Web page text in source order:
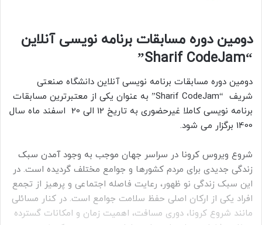
دومین دوره مسابقات برنامه نویسی آنلاین
“Sharif CodeJam”
دومین دوره مسابقات برنامه نویسی آنلاین دانشگاه صنعتی
شریف “Sharif CodeJam” به عنوان یکی از معتبرترین مسابقات
برنامه نویسی کاملا غیرحضوری به تاریخ 12 الی 20 اسفند ماه سال
1400 برگزار می شود.
شروع ویروس کرونا در سراسر جهان موجب به وجود آمدن سبک
زندگی جدیدی برای مردم کشورها و جوامع مختلف گردیده است. در
این سبک زندگی نو ظهور، رعایت فاصله اجتماعی و پرهیز از تجمع
افراد یکی از ارکان اصلی حفظ سلامت جوامع است. در کنار مسائلی
مانند شروع کرونا، دوری مسافت، اهمیت زمان و امکانات گسترده